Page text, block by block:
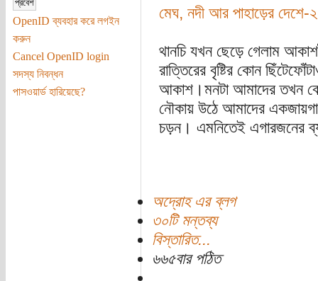
OpenID ব্যবহার করে লগইন
করুন
Cancel OpenID login
সদস্য নিবন্ধন
পাসওয়ার্ড হারিয়েছে?
মেঘ, নদী আর পাহাড়ের দেশে-২
থানচি যখন ছেড়ে গেলাম
রাত্তিরের বৃষ্টির কোন
আকাশ।মনটা আমাদের তখন
নৌকায় উঠে আমাদের
চড়ন। এমনিতেই এগারজনের
অদ্রোহ এর ব্লগ
৩০টি মন্তব্য
বিস্তারিত...
৬৬৫বার পঠিত